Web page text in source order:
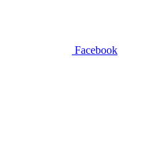
Facebook